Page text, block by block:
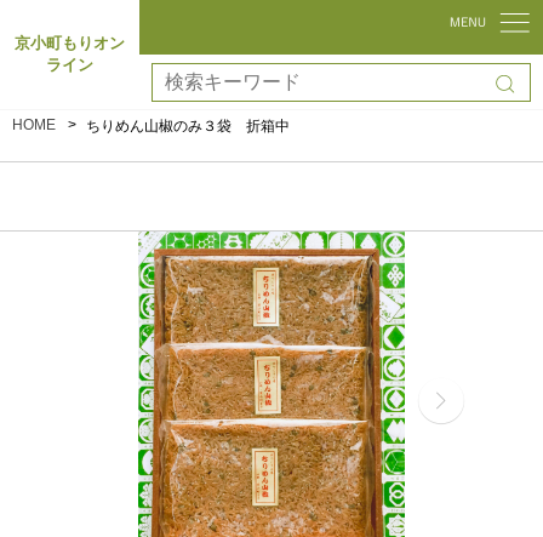
京小町もりオン
ライン
HOME ちりめん山椒のみ３袋 折箱中